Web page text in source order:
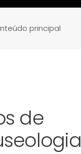
principal
de